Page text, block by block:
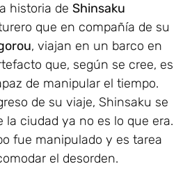
historia de Shinsaku
que en compañía de su
, viajan en un barco en
que, según se cree, es
de manipular el tiempo.
de su viaje, Shinsaku se
ciudad ya no es lo que era.
fue manipulado y es tarea
el desorden.